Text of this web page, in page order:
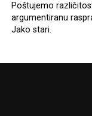
Poštujemo
argumentiranu
Jako stari.